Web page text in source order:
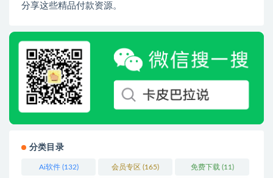
分享这些精品付款资源。
分类目录
Ai软件(132) 会员专区 (165) 免费下载 (11)